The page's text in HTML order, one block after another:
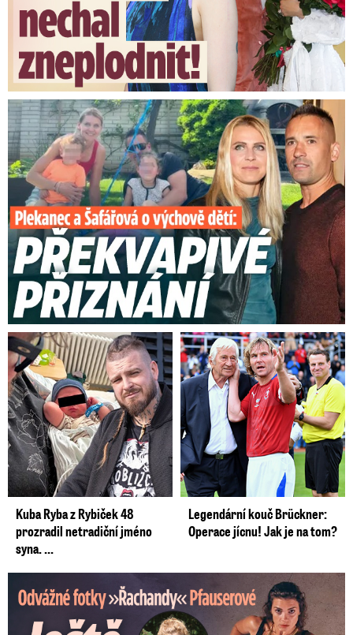
bychom omezili ta noční jednání, která jsou
podle mě trochu nedůstojná.
Bohužel s paní
předsedkyní opravdu nebyla vůbec žádná řeč.
Ona odmítla jakékoliv dohody tohoto typu
dodal.
Video se připravuje ...
Pavel má u důchodů pochybnosti a nechce být
alibista: „Podepíšu, nebo vetuju,“ vzkázal k návrhu
vlády.
Zdroj: ČTK / Blesk Zprávy
Poslance čekají hádky o
„ožebračování“ důchodců. Jak
na různé výše penzí dopadne
...
Plekanec a Šafářová o výchově dětí: Překvapivé přiznání
Kuba Ryba z Rybiček 48
prozradil netradiční jméno
syna. ...
Legendární kouč Brückner:
Operace jícnu! Jak je na tom?
Odvážné fotky Denisy Pfauserové: Ještě, že to táta nevidí